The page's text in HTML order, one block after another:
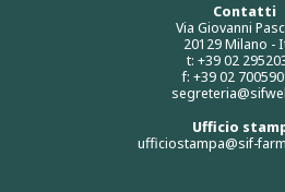
Contatti
Via Giovanni
20129 Milano -
t: +39 02
f: +39 02
Ufficio
ufficiostampa@sif-